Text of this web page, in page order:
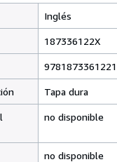
Inglés
187336122X
9781873361221
Tapa dura
no disponible
no disponible